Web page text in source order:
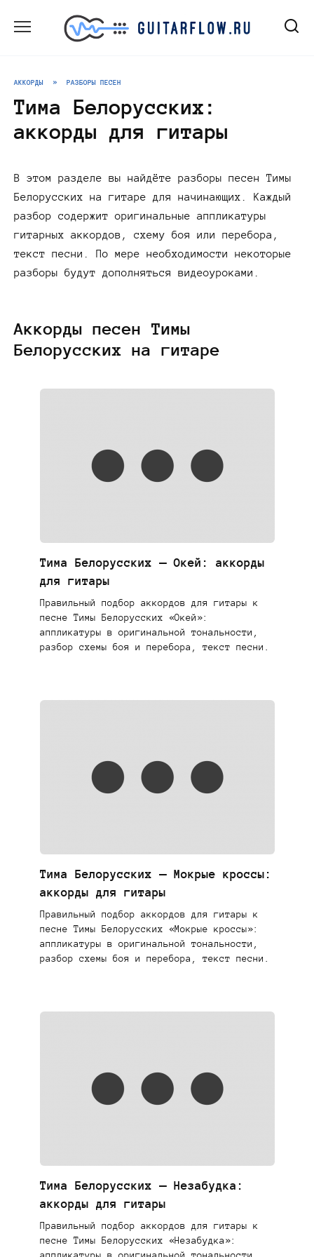
АККОРДЫ » РАЗБОРЫ ПЕСЕН
Тима Белорусских:
аккорды для гитары
В этом разделе вы найдёте разборы песен Тимы
Белорусских на гитаре для начинающих. Каждый
разбор содержит оригинальные аппликатуры
гитарных аккордов, схему боя или перебора,
текст песни. По мере необходимости некоторые
разборы будут дополняться видеоуроками.
Аккорды песен Тимы
Белорусских на гитаре
Тима Белорусских — Окей: аккорды
для гитары
Правильный подбор аккордов для гитары к
песне Тимы Белорусских «Окей»:
аппликатуры в оригинальной тональности,
разбор схемы боя и перебора, текст песни.
Тима Белорусских — Мокрые кроссы:
аккорды для гитары
Правильный подбор аккордов для гитары к
песне Тимы Белорусских «Мокрые кроссы»:
аппликатуры в оригинальной тональности,
разбор схемы боя и перебора, текст песни.
Тима Белорусских — Незабудка:
аккорды для гитары
Правильный подбор аккордов для гитары к
песне Тимы Белорусских «Незабудка»: